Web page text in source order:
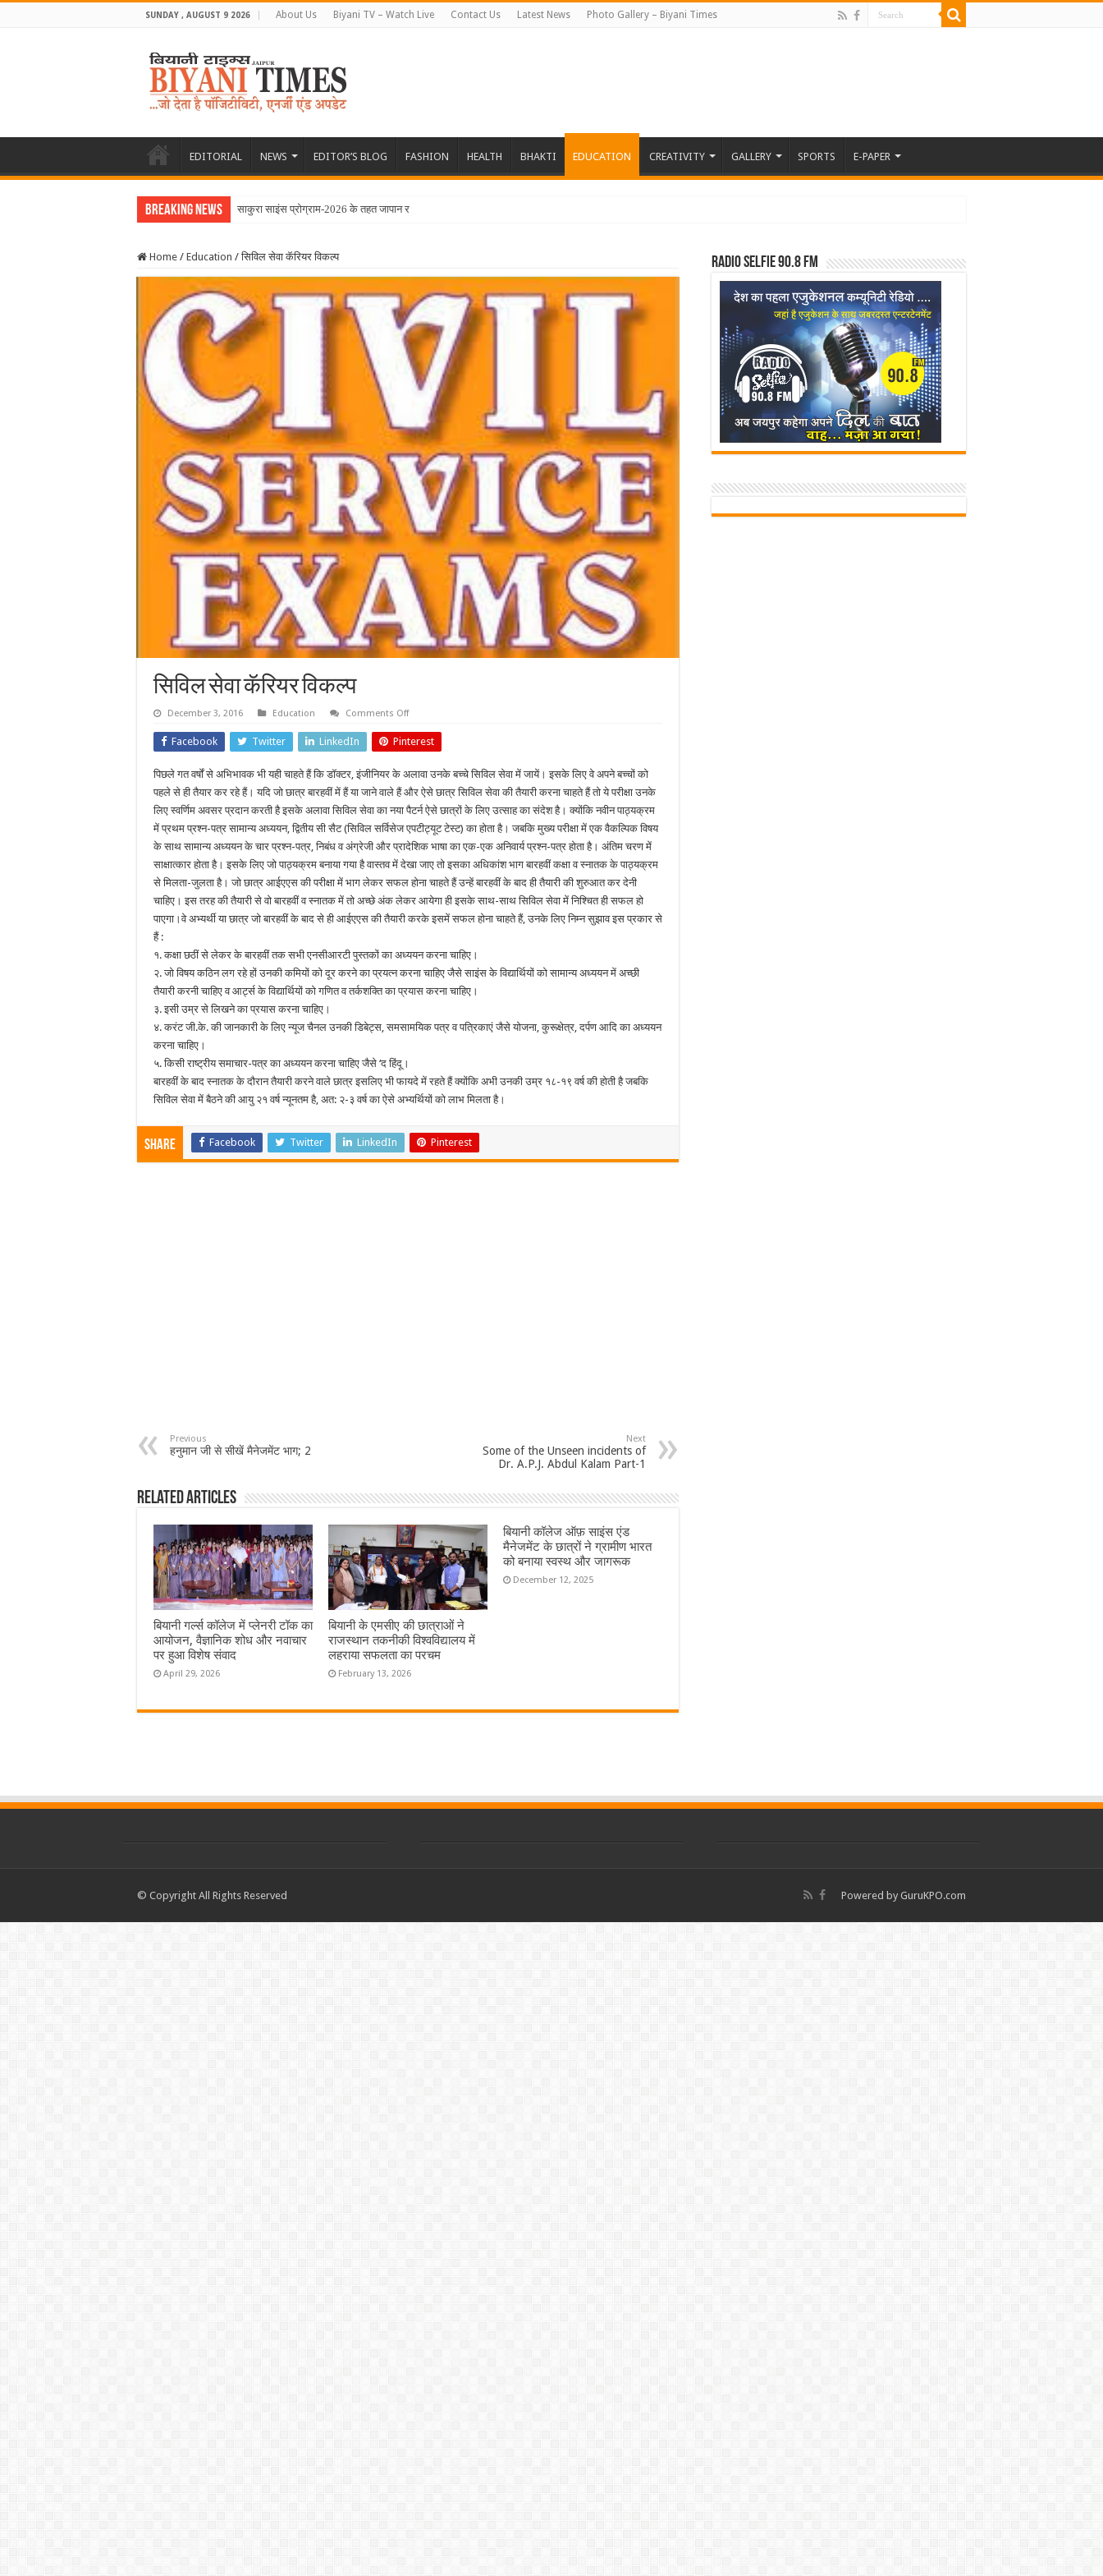
SUNDAY , AUGUST 9 2026 About Us Biyani TV – Watch Live Contact Us Latest News Photo Gallery – Biyani Times
EDITORIAL NEWS EDITOR’S BLOG FASHION HEALTH BHAKTI EDUCATION CREATIVITY GALLERY SPORTS E-PAPER
Breaking News साकुरा साइंस प्रोग्राम-2026 के तहत जापान रवाना हुई बियानी ग्रुप ऑफ
Home / Education / सिविल सेवा कॅरियर विकल्प
सिविल सेवा कॅरियर विकल्प
December 3, 2016 Education Comments Offon
सेवा
कॅरियर
Facebook Twitter LinkedIn Pinterest
पिछले गत वर्षों से अभिभावक भी यही चाहते हैं कि डॉक्टर, इंजीनियर के अलावा उनके बच्चे सिविल सेवा में जायें। इसके लिए वे अपने बच्चों को
पहले से ही तैयार कर रहे हैं। यदि जो छात्र बारहवीं में हैं या जाने वाले हैं और ऐसे छात्र सिविल सेवा की तैयारी करना चाहते हैं तो ये परीक्षा उनके
लिए स्वर्णिम अवसर प्रदान करती है इसके अलावा सिविल सेवा का नया पैटर्न ऐसे छात्रों के लिए उत्साह का संदेश है। क्योंकि नवीन पाठ्यक्रम
में प्रथम प्रश्न-पत्र सामान्य अध्ययन, द्वितीय सी सैट (सिविल सर्विसेज एपटीट्यूट टेस्ट) का होता है। जबकि मुख्य परीक्षा में एक वैकल्पिक विषय
के साथ सामान्य अध्ययन के चार प्रश्न-पत्र, निबंध व अंग्रेजी और प्रादेशिक भाषा का एक-एक अनिवार्य प्रश्न-पत्र होता है। अंतिम चरण में
साक्षात्कार होता है। इसके लिए जो पाठ्यक्रम बनाया गया है वास्तव में देखा जाए तो इसका अधिकांश भाग बारहवीं कक्षा व स्नातक के पाठ्यक्रम
से मिलता-जुलता है। जो छात्र आईएएस की परीक्षा में भाग लेकर सफल होना चाहते हैं उन्हें बारहवीं के बाद ही तैयारी की शुरुआत कर देनी
चाहिए। इस तरह की तैयारी से वो बारहवीं व स्नातक में तो अच्छे अंक लेकर आयेगा ही इसके साथ-साथ सिविल सेवा में निश्चित ही सफल हो
पाएगा।वे अभ्यर्थी या छात्र जो बारहवीं के बाद से ही आईएएस की तैयारी करके इसमें सफल होना चाहते हैं, उनके लिए निम्न सुझाव इस प्रकार से
हैं :
१. कक्षा छठीं से लेकर के बारहवीं तक सभी एनसीआरटी पुस्तकों का अध्ययन करना चाहिए।
२. जो विषय कठिन लग रहे हों उनकी कमियों को दूर करने का प्रयत्न करना चाहिए जैसे साइंस के विद्यार्थियों को सामान्य अध्ययन में अच्छी
तैयारी करनी चाहिए व आर्ट्स के विद्यार्थियों को गणित व तर्कशक्ति का प्रयास करना चाहिए।
३. इसी उम्र से लिखने का प्रयास करना चाहिए।
४. करंट जी.के. की जानकारी के लिए न्यूज चैनल उनकी डिबेट्स, समसामयिक पत्र व पत्रिकाएं जैसे योजना, कुरूक्षेत्र, दर्पण आदि का अध्ययन
करना चाहिए।
५. किसी राष्ट्रीय समाचार-पत्र का अध्ययन करना चाहिए जैसे ‘द हिंदू।
बारहवीं के बाद स्नातक के दौरान तैयारी करने वाले छात्र इसलिए भी फायदे में रहते हैं क्योंकि अभी उनकी उम्र १८-१९ वर्ष की होती है जबकि
सिविल सेवा में बैठने की आयु २१ वर्ष न्यूनतम है, अत: २-३ वर्ष का ऐसे अभ्यर्थियों को लाभ मिलता है।
Share Facebook Twitter LinkedIn Pinterest
Previous
हनुमान जी से सीखें मैनेजमेंट भाग; 2
Next
Some of the Unseen incidents of
Dr. A.P.J. Abdul Kalam Part-1
Related Articles
बियानी गर्ल्स कॉलेज में प्लेनरी टॉक का
आयोजन, वैज्ञानिक शोध और नवाचार
पर हुआ विशेष संवाद
April 29, 2026
बियानी के एमसीए की छात्राओं ने
राजस्थान तकनीकी विश्वविद्यालय में
लहराया सफलता का परचम
February 13, 2026
बियानी कॉलेज ऑफ़ साइंस एंड
मैनेजमेंट के छात्रों ने ग्रामीण भारत
को बनाया स्वस्थ और जागरूक
December 12, 2025
Radio Selfie 90.8 FM
Powered by GuruKPO.com
© Copyright All Rights Reserved